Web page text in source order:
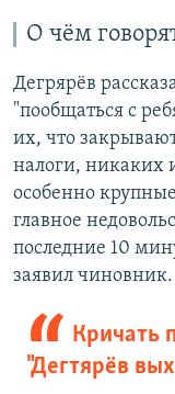
О чём
Дегрярёв
"пообщаться с
их, что
налоги, никаких
особенно
главное
последние 10
заявил чиновник.
Кричать
"Дегтярёв